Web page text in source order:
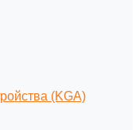
(KGA)